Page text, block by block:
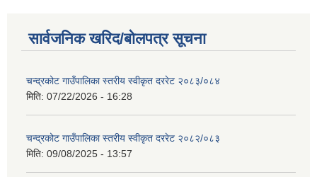
सार्वजनिक खरिद/बोलपत्र सूचना
चन्द्रकोट गाउँपालिका स्तरीय स्वीकृत दररेट २०८३/०८४
मिति: 07/22/2026 - 16:28
चन्द्रकोट गाउँपालिका स्तरीय स्वीकृत दररेट २०८२/०८३
मिति: 09/08/2025 - 13:57